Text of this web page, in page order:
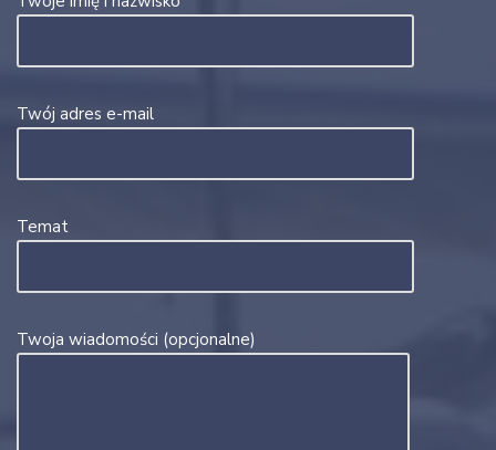
Twój adres e-mail
Temat
Twoja wiadomości (opcjonalne)